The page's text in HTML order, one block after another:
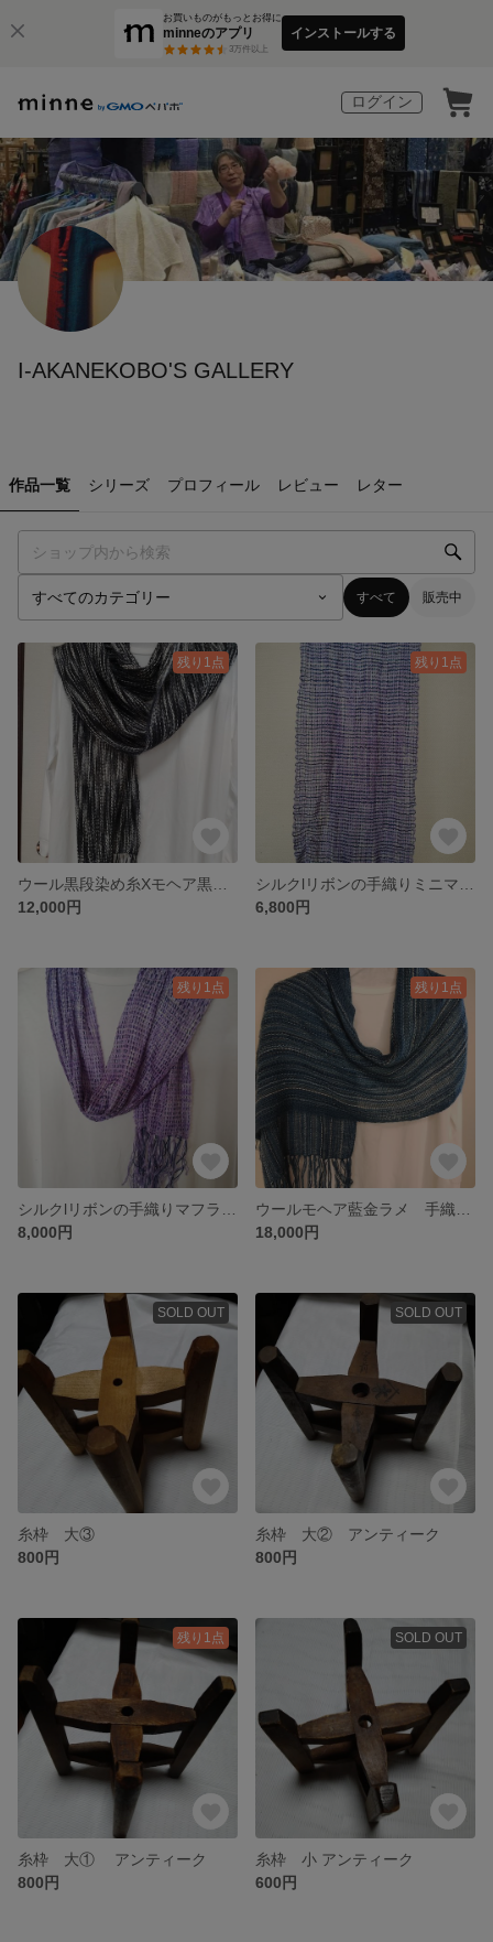
お買いものがもっとお得に
minneのアプリ
3万件以上
インストールする
ログイン
I-AKANEKOBO'S GALLERY
作品一覧 シリーズ プロフィール レビュー レター
すべて 販売中
残り1点
12,000円
残り1点
6,800円
残り1点
8,000円
残り1点
18,000円
SOLD OUT
糸枠 大③
800円
SOLD OUT
糸枠 大② アンティーク
800円
残り1点
糸枠 大① アンティーク
800円
SOLD OUT
糸枠 小 アンティーク
600円